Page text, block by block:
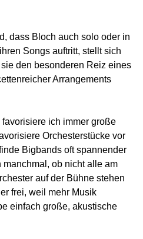
dass Bloch auch solo oder in
Songs auftritt, stellt sich
den besonderen Reiz eines
Arrangements
ich immer große
Orchesterstücke vor
Bigbands oft spannender
manchmal, ob nicht alle am
auf der Bühne stehen
frei, weil mehr Musik
einfach große, akustische